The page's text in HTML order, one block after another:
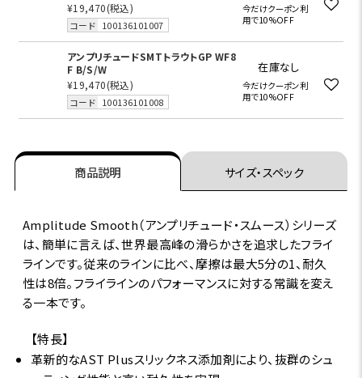
¥19,470(税込)
コード 100136101007
今だけクーポン利
用で10%OFF
アンプリチュードSMTトラウトGP WF8
F B/S/W
¥19,470(税込)
コード 100136101008
在庫なし
今だけクーポン利
用で10%OFF
商品説明 サイズ・スペック
Amplitude Smooth（アンプリチュード・スムース）シリーズ
は、簡単に言えば、世界最高峰の滑らかさを追求したフライ
ラインです。従来のラインに比べ、摩擦は最大5分の1、耐久
性は8倍。フライラインのパフォーマンスに対する常識を変え
る一本です。
【特長】
革新的なAST Plusスリックネス添加剤により、抜群のシュ